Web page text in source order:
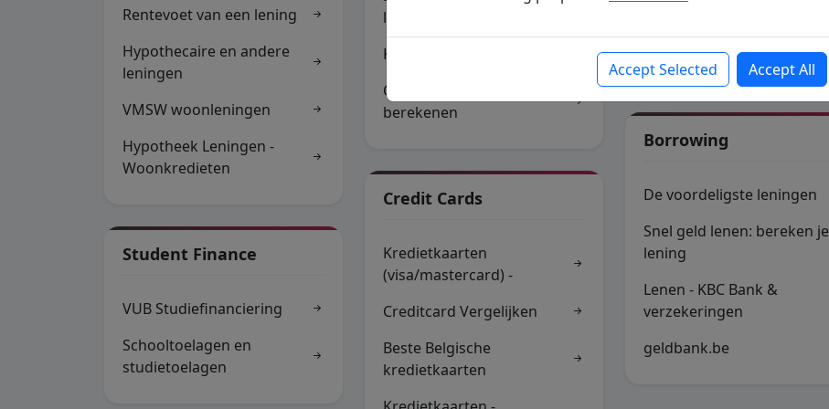
Rentevoet van een lening
Hypothecaire en andere
leningen
VMSW woonleningen
Hypotheek Leningen -
Woonkredieten
Student Finance
VUB Studiefinanciering
Schooltoelagen en
studietoelagen
lening
KBC lening simulatie
Cofidis.be lening
berekenen
Credit Cards
Kredietkaarten
(visa/mastercard) -
Creditcard Vergelijken
Beste Belgische
kredietkaarten
Hypotheek kiezen
Borrowing
De voordeligste leningen
Snel geld lenen: bereken je
lening
Lenen - KBC Bank &
verzekeringen
geldbank.be
Accept Selected Accept All